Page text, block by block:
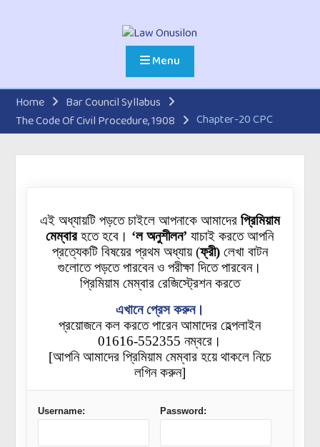
Menu
Home
Bar Council Syllabus
The Code Of Civil Procedure, 1908
Chapter-20 CPC
এই অধ্যায়টি পড়তে চাইলে আপনাকে আমাদের প্রিমিয়াম
মেম্বারহতে হবে। ‘ল অনুশীলন’ যাচাই করতে আপনি
প্রত্যেকটি বিষয়ের প্রথম অধ্যায়(ফ্রী)লেখা বাটন
গুলোতেপড়তে পারবেন ও পরীক্ষা দিতে পারবেন।
প্রিমিয়াম মেম্বার রেজিস্ট্রেশন করতে
এখানে প্রেস করুন।
প্রয়োজনে কল করতে পারেন আমাদের হেল্পলাইন
01616-552355 নম্বরে।
[আপনি আমাদের প্রিমিয়াম মেম্বার হয়ে থাকলে নিচে
লগিন করুন]
Username: Password: